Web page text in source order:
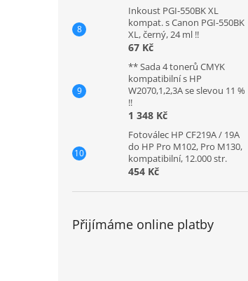
Inkoust PGI-550BK XL
kompat. s Canon PGI-550BK
XL, černý, 24 ml !!
67 Kč
** Sada 4 tonerů CMYK
kompatibilní s HP
W2070,1,2,3A se slevou 11 %
!!
1 348 Kč
Fotoválec HP CF219A / 19A
do HP Pro M102, Pro M130,
kompatibilní, 12.000 str.
454 Kč
Přijímáme online platby